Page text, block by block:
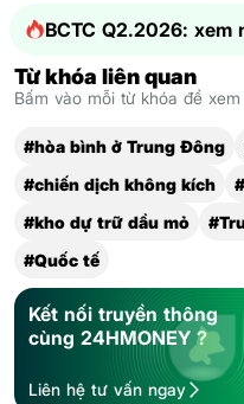
BCTC Q2.2026: xem
Từ khóa liên quan
Bấm vào mỗi từ khóa để
#hòa bình ở Trung Đông
#chiến dịch không kích
#kho dự trữ dầu mỏ
#Quốc tế
Kết nối truyền thông
cùng 24HMONEY ?
Liên hệ tư vấn ngay